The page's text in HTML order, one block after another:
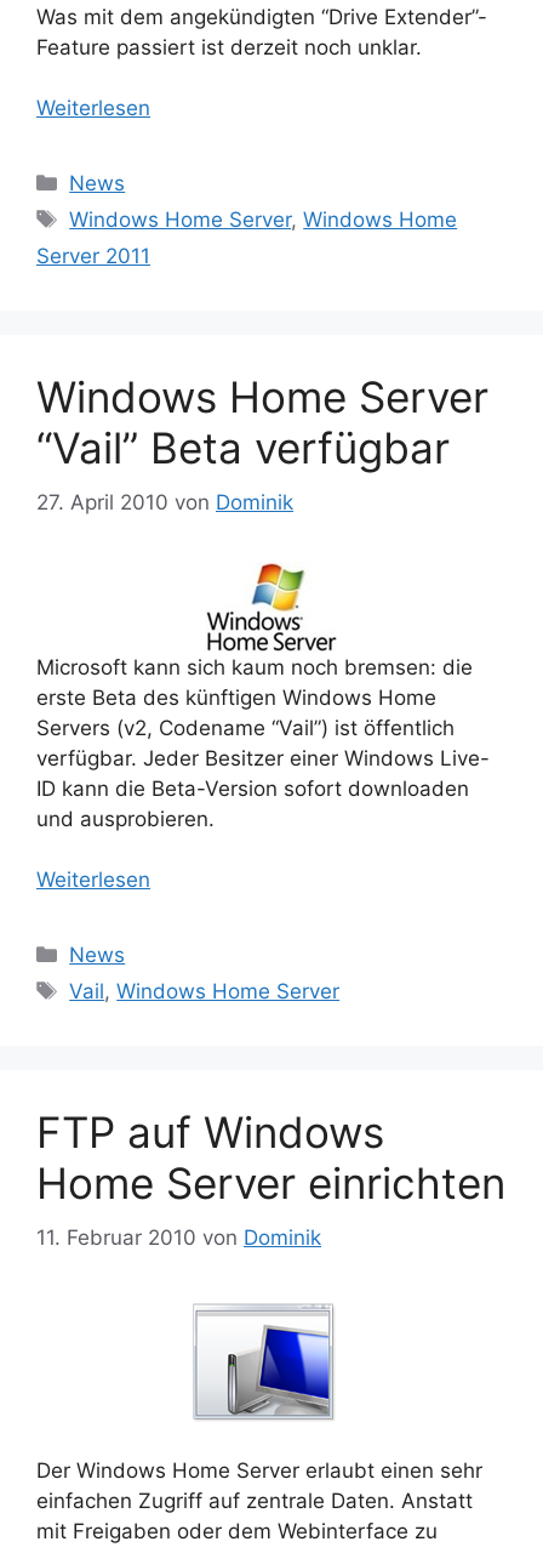
Was mit dem angekündigten “Drive Extender”-
Feature passiert ist derzeit noch unklar.
Weiterlesen
Kategorien
News
Schlagwörter
Windows Home Server,Windows Home
Server 2011
Windows Home Server
“Vail” Beta verfügbar
27. April 2010 von Dominik
Microsoft kann sich kaum noch bremsen: die
erste Beta des künftigen Windows Home
Servers (v2, Codename “Vail”) ist öffentlich
verfügbar. Jeder Besitzer einer Windows Live-
ID kann die Beta-Version sofort downloaden
und ausprobieren.
Weiterlesen
Kategorien
News
Schlagwörter
Vail,Windows Home Server
FTP auf Windows
Home Server einrichten
11. Februar 2010 von Dominik
Der Windows Home Server erlaubt einen sehr
einfachen Zugriff auf zentrale Daten. Anstatt
mit Freigaben oder dem Webinterface zu